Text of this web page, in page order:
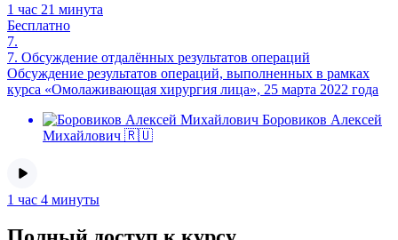
1 час 21 минута
Бесплатно
7.
7. Обсуждение отдалённых результатов операций
Обсуждение результатов операций, выполненных в рамках
курса «Омолаживающая хирургия лица», 25 марта 2022 года
Боровиков Алексей
Михайлович 🇷🇺
1 час 4 минуты